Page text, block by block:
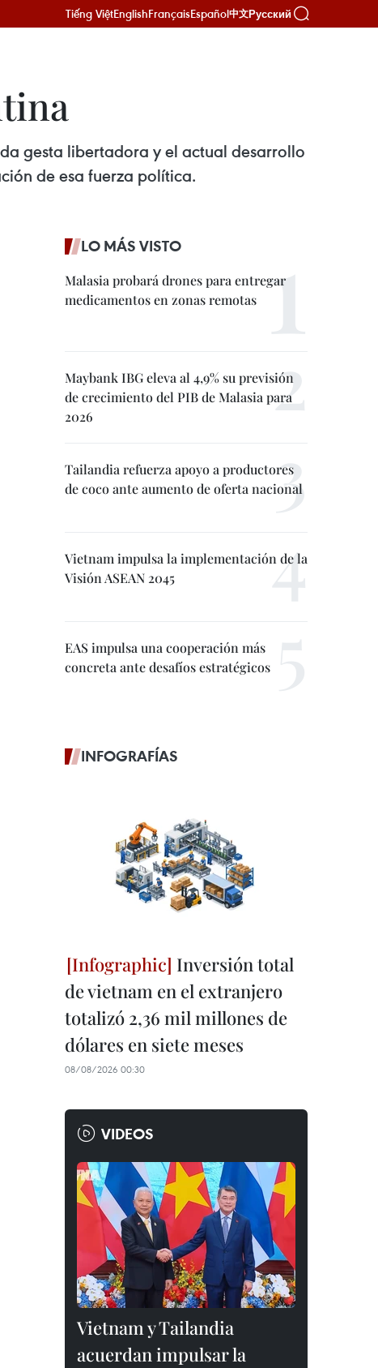
Tiếng ViệtEnglishFrançaisEspañol中文Русский
gesta libertadora y el actual desarrollo
de esa fuerza política.
LO MÁS VISTO
Malasia probará drones para entregar
medicamentos en zonas remotas
Maybank IBG eleva al 4,9% su previsión
de crecimiento del PIB de Malasia para
2026
Tailandia refuerza apoyo a productores
de coco ante aumento de oferta nacional
Vietnam impulsa la implementación de la
Visión ASEAN 2045
EAS impulsa una cooperación más
concreta ante desafíos estratégicos
INFOGRAFÍAS
Inversión total
de vietnam en el extranjero
totalizó 2,36 mil millones de
dólares en siete meses
08/08/2026 00:30
VIDEOS
Vietnam y Tailandia
acuerdan impulsar la